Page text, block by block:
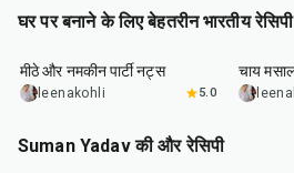
घर पर बनाने के लिए बेहतरीन भारतीय रेसिपी
min
मीठे और नमकीन पार्टी नट्स
leenakohli 5.0
15 min
चाय
Suman Yadav की और रेसिपी